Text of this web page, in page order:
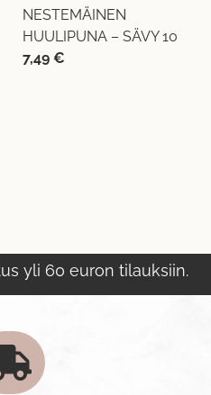
NESTEMÄINEN
HUULIPUNA – SÄVY 10
7,49 €
yli 60 euron tilauksiin.